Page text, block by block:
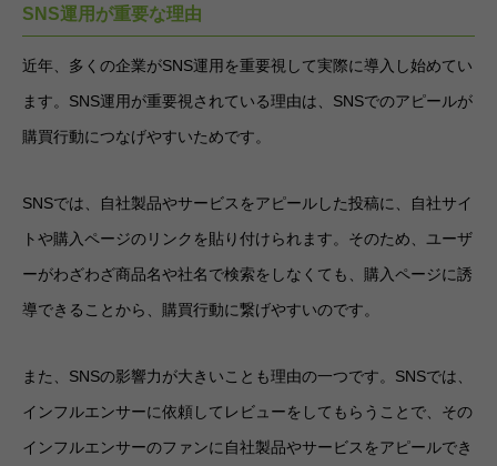
SNS運用が重要な理由
近年、多くの企業がSNS運用を重要視して実際に導入し始めてい
ます。SNS運用が重要視されている理由は、SNSでのアピールが
購買行動につなげやすいためです。
SNSでは、自社製品やサービスをアピールした投稿に、自社サイ
トや購入ページのリンクを貼り付けられます。そのため、ユーザ
ーがわざわざ商品名や社名で検索をしなくても、購入ページに誘
導できることから、購買行動に繋げやすいのです。
また、SNSの影響力が大きいことも理由の一つです。SNSでは、
インフルエンサーに依頼してレビューをしてもらうことで、その
インフルエンサーのファンに自社製品やサービスをアピールでき